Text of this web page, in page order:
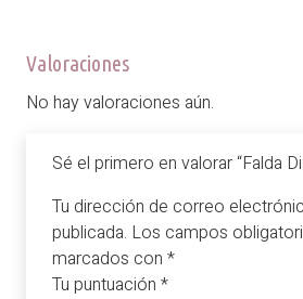
Valoraciones
No hay valoraciones aún.
Sé el primero en valorar “Falda
Tu dirección de correo
publicada. Los campos
marcados con *
Tu puntuación *